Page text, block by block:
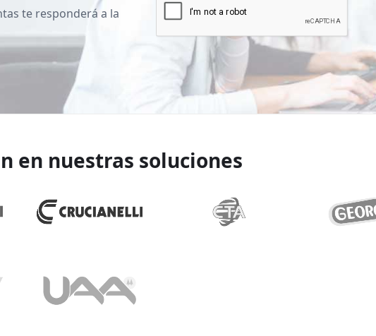
te responderá a la
en nuestras soluciones